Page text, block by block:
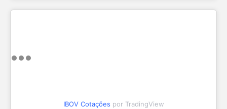
IBOV Cotações por TradingView